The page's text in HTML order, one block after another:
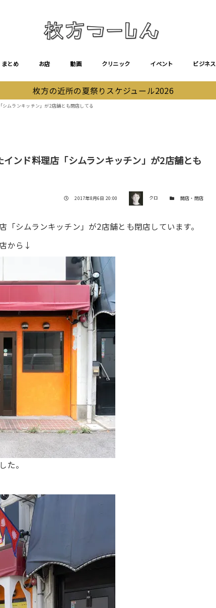
まとめ お店 動画 クリニック イベント ビジネス
枚方の近所の夏祭りスケジュール2026
ムランキッチン」が2店舗とも閉店してる
ンド料理店「シムランキッチン」が2店舗とも
投稿日
2017年8月6日 20:00 著者 クロ カテゴリー開店・閉店
シムランキッチン」が2店舗とも閉店しています。
から↓
た。